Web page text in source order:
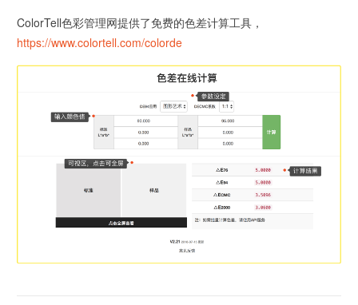
ColorTell色彩管理网提供了免费的色差计算工具，
https://www.colortell.com/colorde